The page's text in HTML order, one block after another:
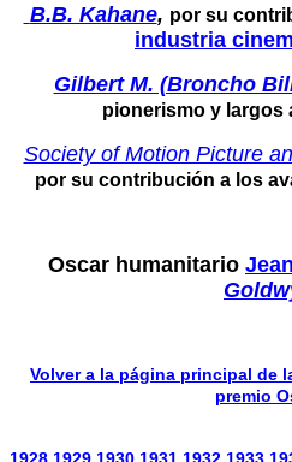
B.B. Kahane, por su
industria
Gilbert M. (Broncho
pionerismo y largos
Society of Motion Picture
por su contribución a los
Oscar humanitario
Volver a la página principal de
premio